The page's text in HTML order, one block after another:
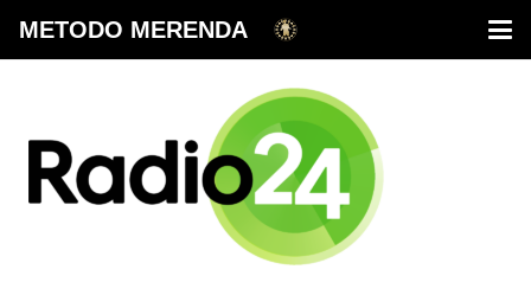
METODO MERENDA